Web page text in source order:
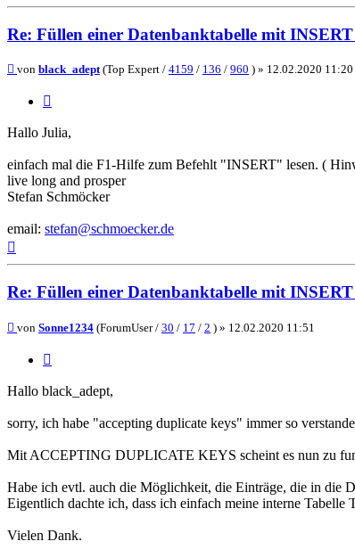
Re: Füllen einer Datenbanktabelle mit
Beitrag
von black_adept(Top Expert / 4159 / 136 / 960 ) » 12.02.2020 11:20
Hallo Julia,
einfach mal die F1-Hilfe zum Befehlt "INSERT" lesen. (
live long and prosper
Stefan Schmöcker
email: stefan@schmoecker.de
Re: Füllen einer Datenbanktabelle mit
Beitrag
von Sonne1234 (ForumUser / 30 / 17 / 2 ) » 12.02.2020 11:51
Hallo black_adept,
sorry, ich habe "accepting duplicate keys" immer so
Mit ACCEPTING DUPLICATE KEYS scheint es nun zu
Habe ich evtl. auch die Möglichkeit, die Einträge, die in die
Eigentlich dachte ich, dass ich einfach meine interne
Vielen Dank.